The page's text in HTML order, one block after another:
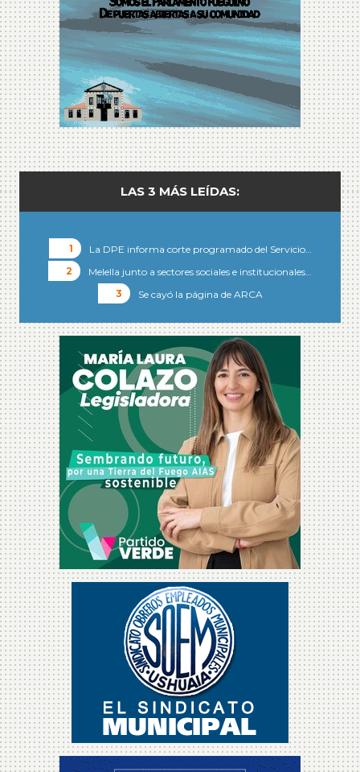
LAS 3 MÁS LEÍDAS:
La DPE informa corte programado del Servicio…
Melella junto a sectores sociales e institucionales…
Se cayó la página de ARCA